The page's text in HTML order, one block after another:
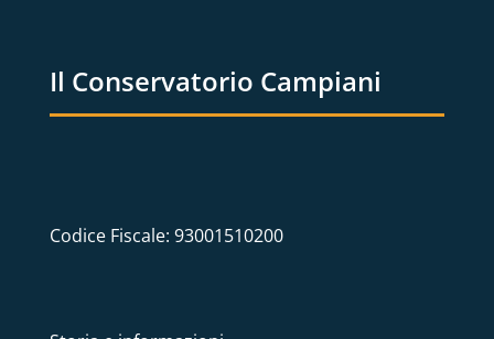
Il Conservatorio Campiani
Codice Fiscale: 93001510200